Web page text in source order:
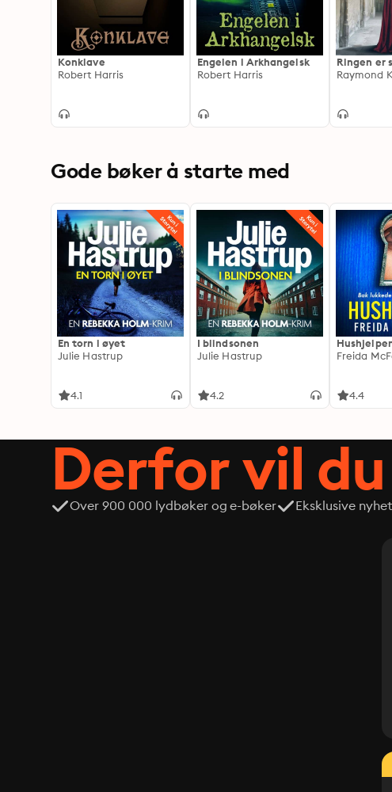
Konklave
Robert Harris
Engelen i Arkhangelsk
Robert Harris
Ringen er
Raymond
Gode bøker å starte med
En torn i øyet
Julie Hastrup
4.1
I blindsonen
Julie Hastrup
4.2
Freida
4.4
Derfor vil
Over 900 000 lydbøker og e-bøker Eksklusive